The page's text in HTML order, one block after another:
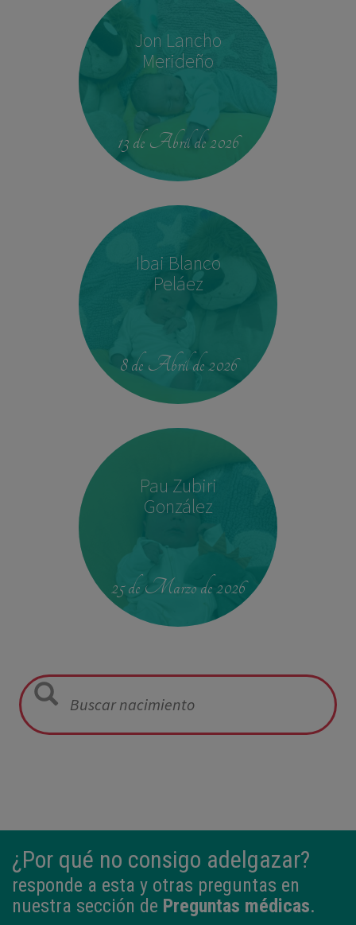
Jon Lancho
Merideño
13 de Abril de 2026
Ibai Blanco
Peláez
8 de Abril de 2026
Pau Zubiri
González
25 de Marzo de 2026
¿Por qué no consigo adelgazar?
responde a esta y otras preguntas en
nuestra sección de Preguntas médicas.